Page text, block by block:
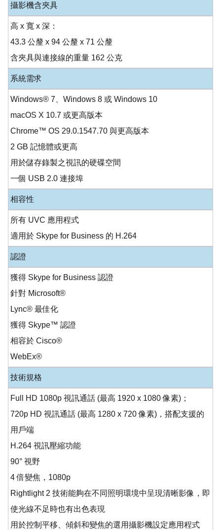
攝影機含夾具
高 x 寬 x 深：
43.3 公釐 x 94 公釐 x 71 公釐
含夾具與連接線的重量 162 公克
系統需求
Windows® 7、Windows 8 或 Windows 10
macOS X 10.7 或更高版本
Chrome™ OS 29.0.1547.70 與更高版本
2 GB 記憶體或更高
用於儲存錄製之視訊的硬碟空間
一個 USB 2.0 連接埠
相容性
所有 UVC 應用程式
適用於 Skype for Business 的 H.264
認證
獲得 Skype for Business 認證
針對 Microsoft®
Lync® 最佳化
獲得 Skype™ 認證
相容於 Cisco®
WebEx®
技術規格
Full HD 1080p 視訊通話 (最高 1920 x 1080 像素)；
720p HD 視訊通話 (最高 1280 x 720 像素)，搭配支援的
用戶端
H.264 視訊壓縮功能
90° 視野
4 倍變焦，1080p
Rightlight 2 技術能夠在不同照明環境中呈現清晰影像，即
使光線不足時也有出色表現
用於控制平移、傾斜和變焦的選用攝影機設定應用程式